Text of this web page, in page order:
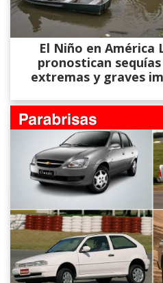
El Niño en
pronostican
extremas y graves